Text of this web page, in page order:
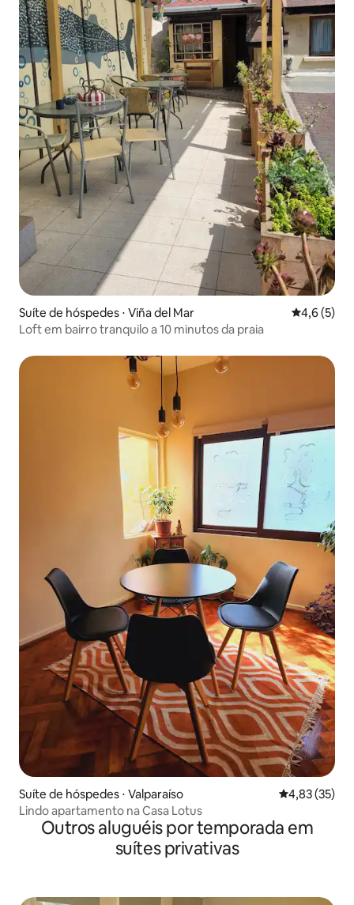
Suíte de hóspedes ⋅ Viña del Mar 4,6 de
4,6 (5)
Loft em bairro tranquilo a 10 minutos da praia
Suíte de hóspedes ⋅ Valparaíso 4,83 de uma
4,83 (35)
Lindo apartamento na Casa Lotus
Outros aluguéis por temporada em
suítes privativas